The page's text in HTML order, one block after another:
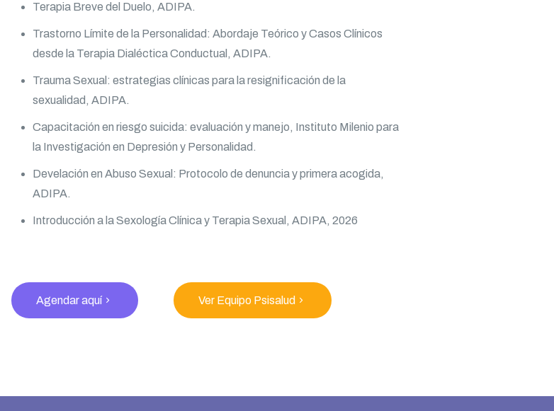
Terapia Breve del Duelo, ADIPA.
Trastorno Límite de la Personalidad: Abordaje Teórico y Casos Clínicos
desde la Terapia Dialéctica Conductual, ADIPA.
Trauma Sexual: estrategias clínicas para la resignificación de la
sexualidad, ADIPA.
Capacitación en riesgo suicida: evaluación y manejo, Instituto Milenio para
la Investigación en Depresión y Personalidad.
Develación en Abuso Sexual: Protocolo de denuncia y primera acogida,
ADIPA.
Introducción a la Sexología Clínica y Terapia Sexual, ADIPA, 2026
Agendar aquí Ver Equipo Psisalud